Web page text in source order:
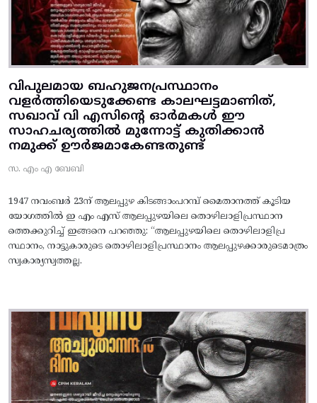
വിപുലമായ ബഹുജനപ്രസ്ഥാനം
വളർത്തിയെടുക്കേണ്ട കാലഘട്ടമാണിത്,
സഖാവ് വി എസിന്റെ ഓർമകൾ ഈ
സാഹചര്യത്തിൽ മുന്നോട്ട്‌ കുതിക്കാൻ
നമുക്ക് ഊർജമാകേണ്ടതുണ്ട്
സ. എം എ ബേബി
1947 നവംബർ 23ന് ആലപ്പുഴ കിടങ്ങാംപറമ്പ്‌ മൈതാനത്ത്‌ കൂടിയ
യോഗത്തിൽ ഇ എം എസ് ആലപ്പുഴയിലെ തൊഴിലാളിപ്രസ്ഥാന
ത്തെക്കുറിച്ച് ഇങ്ങനെ പറഞ്ഞു: “ആലപ്പുഴയിലെ തൊഴിലാളിപ്ര
സ്ഥാനം, നാട്ടുകാരുടെ തൊഴിലാളിപ്രസ്ഥാനം ആലപ്പുഴക്കാരുടെമാത്രം
സ്വകാര്യസ്വത്തല്ല.